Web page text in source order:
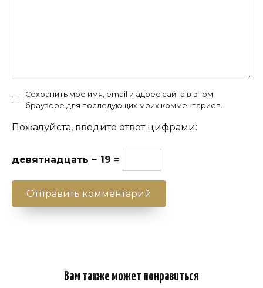
Сохранить моё имя, email и адрес сайта в этом
браузере для последующих моих комментариев.
Пожалуйста, введите ответ цифрами:
девятнадцать − 19 =
Вам также может понравиться